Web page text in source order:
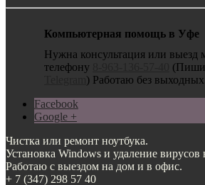
Компьютерная помощь в Уфе
Нужна консультация или выезд
телефону
) Работаю без
Facebook
Google +
Чистка или ремонт ноутбука.
Установка Windows и удаление вирусов
Работаю с выездом на дом и в офис.
+ 7 (347) 298 57 40